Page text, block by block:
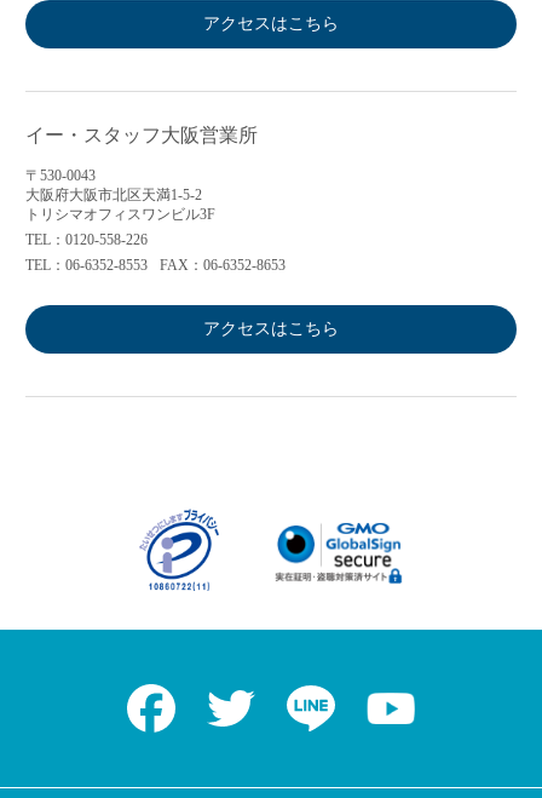
アクセスはこちら
イー・スタッフ大阪営業所
〒530-0043
大阪府大阪市北区天満1-5-2
トリシマオフィスワンビル3F
TEL：0120-558-226
TEL：06-6352-8553
FAX：06-6352-8653
アクセスはこちら
Facebook Twitter LINE